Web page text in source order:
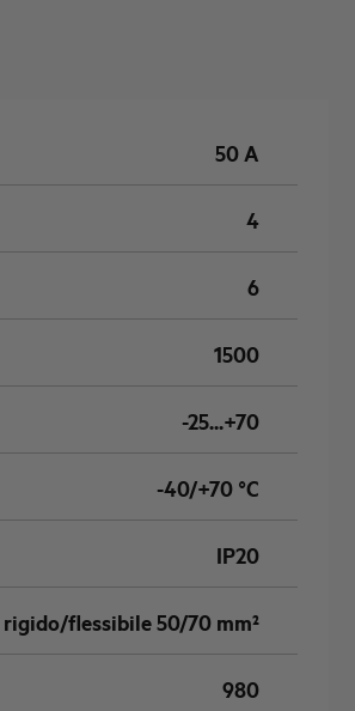
50 A
4
6
1500
-25...+70
-40/+70 °C
IP20
rigido/flessibile 50/70 mm²
980